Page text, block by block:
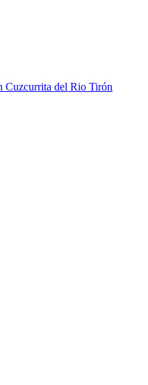
Cuzcurrita del Rio Tirón